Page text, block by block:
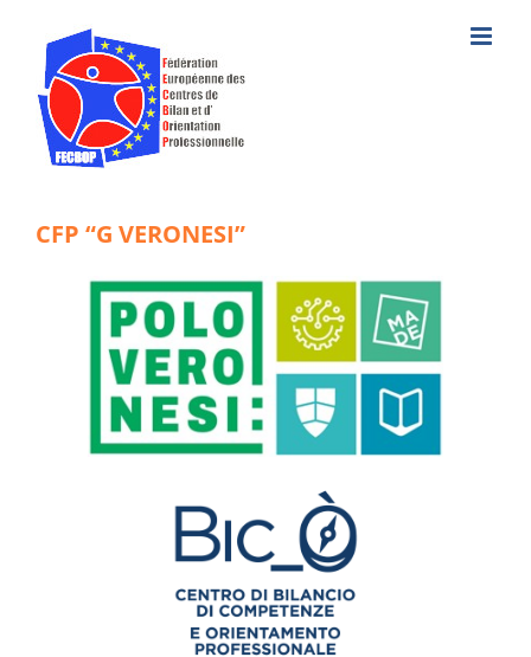
content
CFP “G VERONESI”